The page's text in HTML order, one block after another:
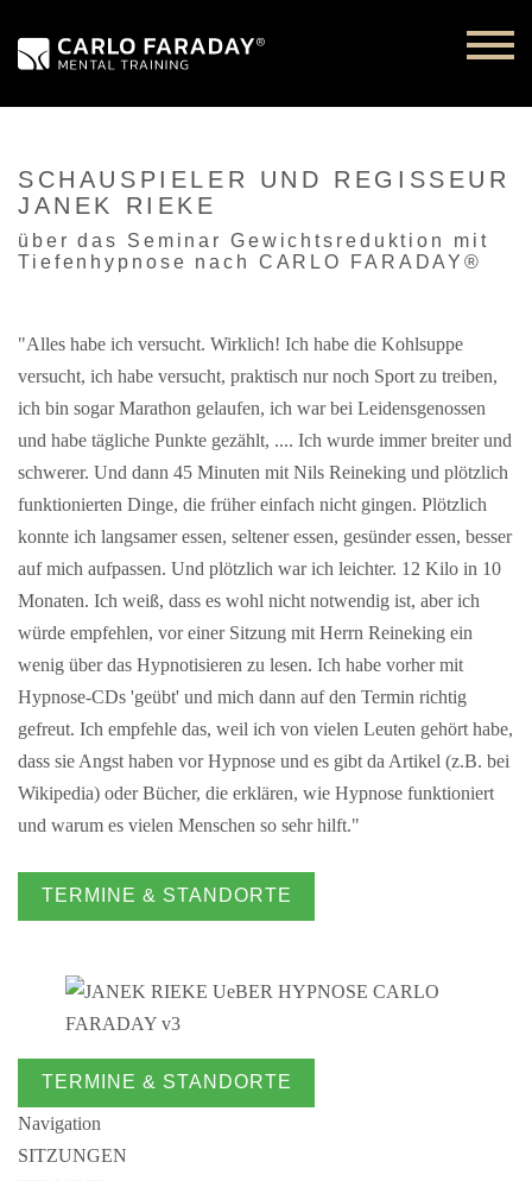
SCHAUSPIELER UND REGISSEUR
JANEK RIEKE
über das Seminar Gewichtsreduktion mit
Tiefenhypnose nach CARLO FARADAY®
"Alles habe ich versucht. Wirklich! Ich habe die Kohlsuppe
versucht, ich habe versucht, praktisch nur noch Sport zu treiben,
ich bin sogar Marathon gelaufen, ich war bei Leidensgenossen
und habe tägliche Punkte gezählt, .... Ich wurde immer breiter und
schwerer. Und dann 45 Minuten mit Nils Reineking und plötzlich
funktionierten Dinge, die früher einfach nicht gingen. Plötzlich
konnte ich langsamer essen, seltener essen, gesünder essen, besser
auf mich aufpassen. Und plötzlich war ich leichter. 12 Kilo in 10
Monaten. Ich weiß, dass es wohl nicht notwendig ist, aber ich
würde empfehlen, vor einer Sitzung mit Herrn Reineking ein
wenig über das Hypnotisieren zu lesen. Ich habe vorher mit
Hypnose-CDs 'geübt' und mich dann auf den Termin richtig
gefreut. Ich empfehle das, weil ich von vielen Leuten gehört habe,
dass sie Angst haben vor Hypnose und es gibt da Artikel (z.B. bei
Wikipedia) oder Bücher, die erklären, wie Hypnose funktioniert
und warum es vielen Menschen so sehr hilft."
TERMINE & STANDORTE
TERMINE & STANDORTE
Navigation
SITZUNGEN